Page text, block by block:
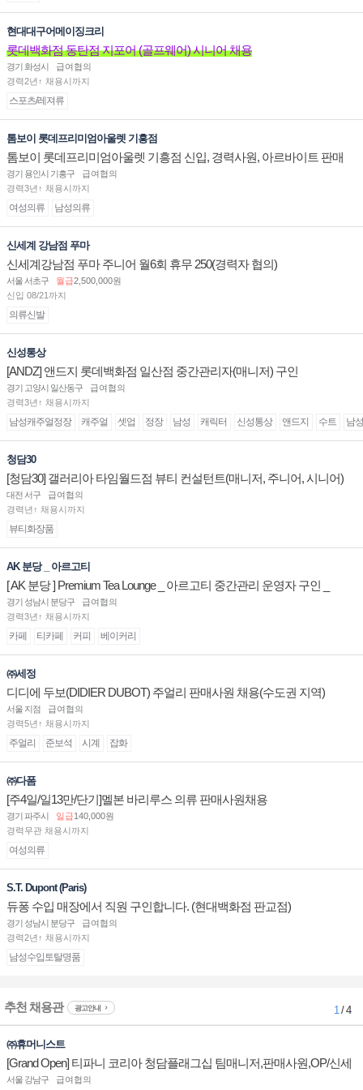
현대대구어메이징크리
롯데백화점 동탄점 지포어 (골프웨어) 시니어 채용
경기 화성시
급여협의
경력2년↑ 채용시까지
스포츠/레져류
톰보이 롯데프리미엄아울렛 기흥점
톰보이 롯데프리미엄아울렛 기흥점 신입, 경력사원, 아르바이트 판매
직 구인합니다.
경기 용인시 기흥구
급여협의
경력3년↑ 채용시까지
여성의류 남성의류
신세계 강남점 푸마
신세계강남점 푸마 주니어 월6회 휴무 250(경력자 협의)
서울 서초구 월급2,500,000원
신입 08/21까지
의류신발
신성통상
[ANDZ] 앤드지 롯데백화점 일산점 중간관리자(매니저) 구인
경기 고양시 일산동구
급여협의
경력3년↑ 채용시까지
남성캐주얼정장 캐주얼 셋업 정장 남성 캐릭터 신성통상 앤드지 수트 남
청담30
[청담30] 갤러리아 타임월드점 뷰티 컨설턴트(매니저, 주니어, 시니어)
채용
대전 서구
급여협의
경력년↑ 채용시까지
뷰티화장품
AK 분당 _ 아르고티
[ AK 분당 ] Premium Tea Lounge _ 아르고티 중간관리 운영자 구인 _
경기 성남시 분당구
급여협의
경력3년↑ 채용시까지
카페 티카페 커피 베이커리
㈜세정
디디에 두보(DIDIER DUBOT) 주얼리 판매사원 채용(수도권 지역)
서울 지점
급여협의
경력5년↑ 채용시까지
주얼리 준보석 시계 잡화
㈜다폼
[주4일/일13만/단기]멜본 바리루스 의류 판매사원채용
경기 파주시 일급140,000원
경력무관 채용시까지
여성의류
S.T. Dupont (Paris)
듀퐁 수입 매장에서 직원 구인합니다. (현대백화점 판교점)
경기 성남시 분당구
급여협의
경력2년↑ 채용시까지
남성수입토탈명품
추천 채용관 광고안내 1/ 4
㈜휴머니스트
[Grand Open] 티파니 코리아 청담플래그십 팀매니저,판매사원,OP/신세
계대전 판매사원 채용
서울 강남구
급여협의